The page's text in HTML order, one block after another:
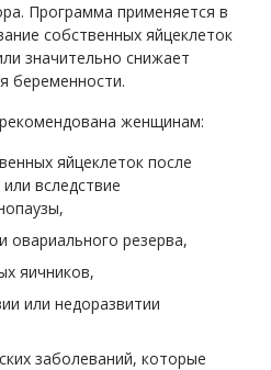
Программа применяется в
собственных яйцеклеток
значительно снижает
беременности.
женщинам:
яйцеклеток после
вследствие
резерва,
яичников,
или недоразвитии
заболеваний, которые